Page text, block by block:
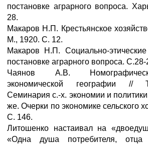
постановке аграрного вопроса.
28.
Макаров Н.П. Крестьянское
М., 1920. С. 12.
Макаров Н.П. Социально-
постановке аграрного вопроса. С.28-
Чаянов А.В.
экономической географии //
Семинария с.-х. экономии и
же. Очерки по экономике сельского
С. 146.
Литошенко настаивал на
«Одна душа потребителя, отца